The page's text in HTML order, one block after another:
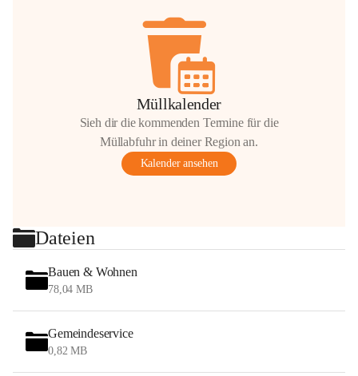
Müllkalender
Sieh dir die kommenden Termine für die
Müllabfuhr in deiner Region an.
Kalender ansehen
Dateien
Bauen & Wohnen
78,04 MB
Gemeindeservice
0,82 MB